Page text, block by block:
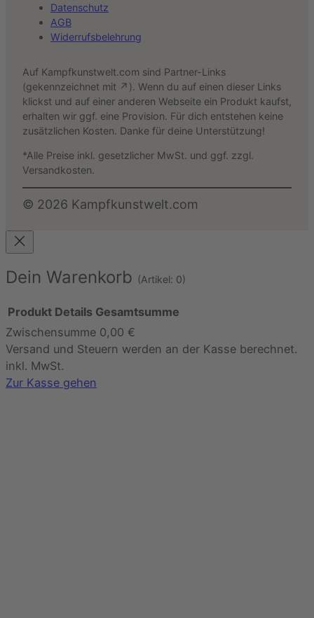
Datenschutz
AGB
Widerrufsbelehrung
Auf Kampfkunstwelt.com sind Partner-Links
(gekennzeichnet mit ↗). Wenn du auf einen dieser Links
klickst und auf einer anderen Webseite ein Produkt kaufst,
erhalten wir ggf. eine Provision. Für dich entstehen keine
zusätzlichen Kosten. Danke für deine Unterstützung!
*Alle Preise inkl. gesetzlicher MwSt. und ggf. zzgl.
Versandkosten.
© 2026 Kampfkunstwelt.com
Dein Warenkorb (Artikel: 0)
Produkte
im
Warenkorb
Produkt Details Gesamtsumme
Zwischensumme 0,00 €
Versand und Steuern werden an der Kasse berechnet.
inkl. MwSt.
Zur Kasse gehen